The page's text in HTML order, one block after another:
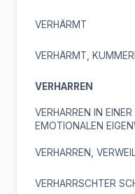
VERHÄRMT
VERHÄRMT,
VERHARREN
VERHARREN IN
EMOTIONALEN
VERHARREN,
VERHARRSCHTER